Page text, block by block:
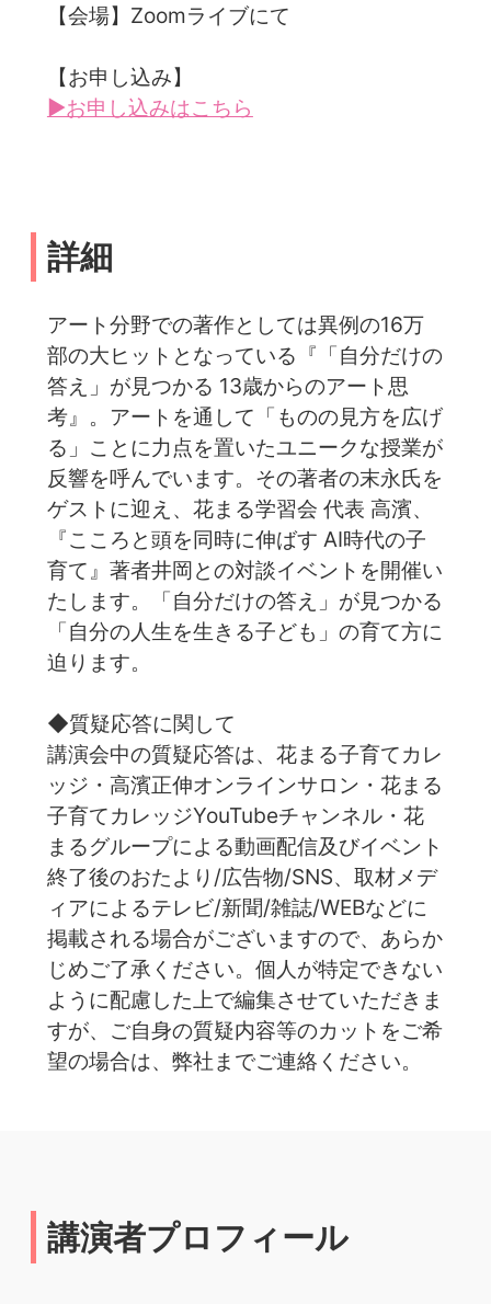
【会場】Zoomライブにて
【お申し込み】
▶お申し込みはこちら
詳細
アート分野での著作としては異例の16万
部の大ヒットとなっている『「自分だけの
答え」が見つかる 13歳からのアート思
考』。アートを通して「ものの見方を広げ
る」ことに力点を置いたユニークな授業が
反響を呼んでいます。その著者の末永氏を
ゲストに迎え、花まる学習会 代表 高濱、
『こころと頭を同時に伸ばす AI時代の子
育て』著者井岡との対談イベントを開催い
たします。「自分だけの答え」が見つかる
「自分の人生を生きる子ども」の育て方に
迫ります。
◆質疑応答に関して
講演会中の質疑応答は、花まる子育てカレ
ッジ・高濱正伸オンラインサロン・花まる
子育てカレッジYouTubeチャンネル・花
まるグループによる動画配信及びイベント
終了後のおたより/広告物/SNS、取材メデ
ィアによるテレビ/新聞/雑誌/WEBなどに
掲載される場合がございますので、あらか
じめご了承ください。個人が特定できない
ように配慮した上で編集させていただきま
すが、ご自身の質疑内容等のカットをご希
望の場合は、弊社までご連絡ください。
講演者プロフィール